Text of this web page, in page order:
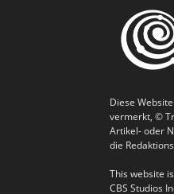
Diese
vermerkt, ©
Artikel- oder
die
This website
CBS Studios